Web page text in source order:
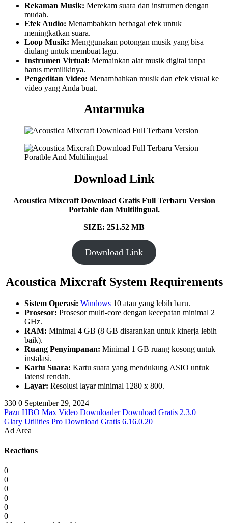
Rekaman Musik: Merekam suara dan instrumen dengan
mudah.
Efek Audio: Menambahkan berbagai efek untuk
meningkatkan suara.
Loop Musik: Menggunakan potongan musik yang bisa
diulang untuk membuat lagu.
Instrumen Virtual: Memainkan alat musik digital tanpa
harus memilikinya.
Pengeditan Video: Menambahkan musik dan efek visual ke
video yang Anda buat.
Antarmuka
Download Link
Acoustica Mixcraft Download Gratis Full Terbaru Version
Portable dan Multilingual.
SIZE: 251.52 MB
Download Link
Acoustica Mixcraft System Requirements
Sistem Operasi: Windows 10 atau yang lebih baru.
Prosesor: Prosesor multi-core dengan kecepatan minimal 2
GHz.
RAM: Minimal 4 GB (8 GB disarankan untuk kinerja lebih
baik).
Ruang Penyimpanan: Minimal 1 GB ruang kosong untuk
instalasi.
Kartu Suara: Kartu suara yang mendukung ASIO untuk
latensi rendah.
Layar: Resolusi layar minimal 1280 x 800.
330 0 September 29, 2024
Pazu HBO Max Video Downloader Download Gratis 2.3.0
Glary Utilities Pro Download Gratis 6.16.0.20
Ad Area
Reactions
0
0
0
0
0
0